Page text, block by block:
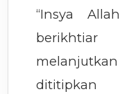
“Insya